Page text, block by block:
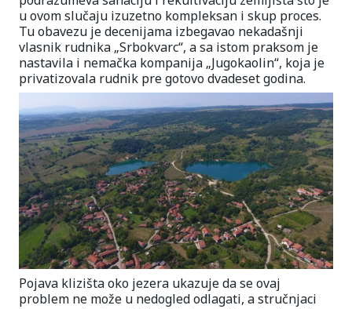
u ovom slučaju izuzetno kompleksan i skup proces.
Tu obavezu je decenijama izbegavao nekadašnji
vlasnik rudnika „Srbokvarc“, a sa istom praksom je
nastavila i nemačka kompanija „Jugokaolin“, koja je
privatizovala rudnik pre gotovo dvadeset godina.
Pojava klizišta oko jezera ukazuje da se ovaj
problem ne može u nedogled odlagati, a stručnjaci